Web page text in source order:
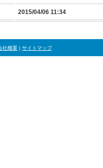
2015/04/06 11:34
社概要 | サイトマップ